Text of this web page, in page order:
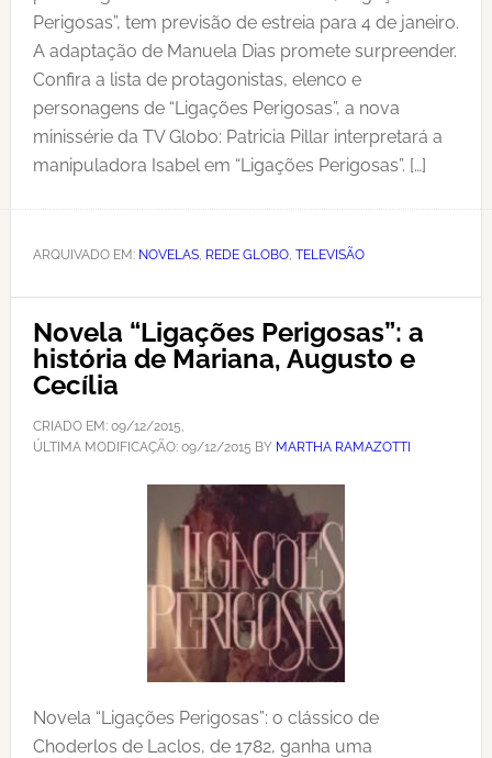
Perigosas”, tem previsão de estreia para 4 de janeiro.
A adaptação de Manuela Dias promete surpreender.
Confira a lista de protagonistas, elenco e
personagens de “Ligações Perigosas”, a nova
minissérie da TV Globo: Patricia Pillar interpretará a
manipuladora Isabel em “Ligações Perigosas”. […]
ARQUIVADO EM: NOVELAS, REDE GLOBO, TELEVISÃO
Novela “Ligações Perigosas”: a
história de Mariana, Augusto e
Cecília
CRIADO EM: 09/12/2015,
ÚLTIMA MODIFICAÇÃO: 09/12/2015 BY MARTHA RAMAZOTTI
Novela “Ligações Perigosas”: o clássico de
Choderlos de Laclos, de 1782, ganha uma